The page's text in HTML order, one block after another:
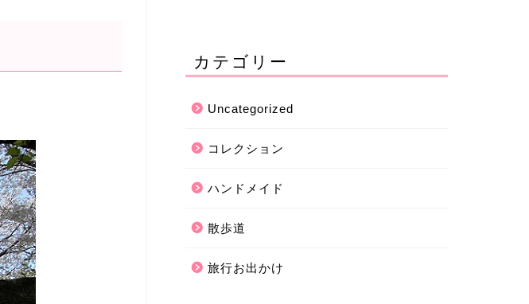
カテゴリー
Uncategorized
コレクション
ハンドメイド
散歩道
旅行お出かけ